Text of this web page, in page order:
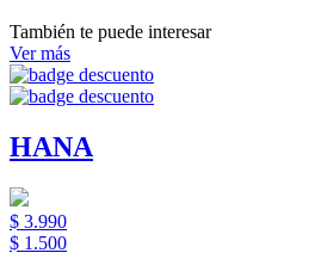
También te puede interesar
Ver más
HANA
$ 3.990
$ 1.500